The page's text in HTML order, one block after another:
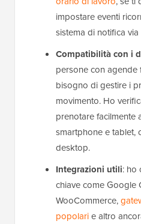
impostare eventi
sistema di notifica via
Compatibilità con i
persone con
bisogno di gestire i
movimento. Ho
prenotare facilmente
smartphone e tablet,
desktop.
Integrazioni utili: ho
chiave come Google
WooCommerce,
popolarie altro